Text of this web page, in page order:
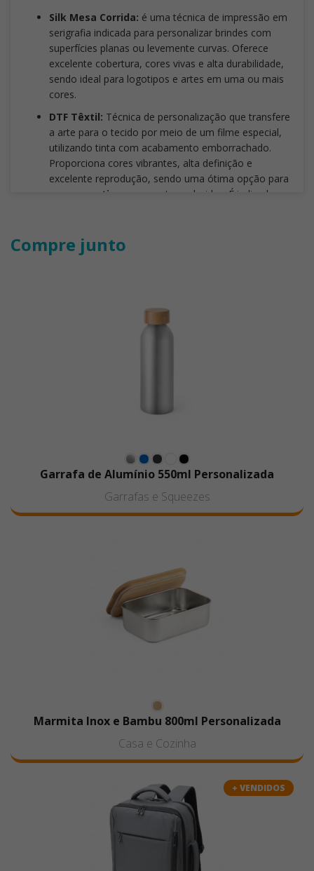
Silk Mesa Corrida: é uma técnica de impressão em
serigrafia indicada para personalizar brindes com
superfícies planas ou levemente curvas. Oferece
excelente cobertura, cores vivas e alta durabilidade,
sendo ideal para logotipos e artes em uma ou mais
cores.
DTF Têxtil: Técnica de personalização que transfere
a arte para o tecido por meio de um filme especial,
utilizando tinta com acabamento emborrachado.
Proporciona cores vibrantes, alta definição e
excelente reprodução, sendo uma ótima opção para
pequenas tiragens
e artes coloridas. É indicada
misturas.Não é recomendada para uniformes de
uso intenso, peças com alto percentual de
ótima definição e acabamento.
Compre junto
Garrafa de Alumínio 550ml Personalizada
Garrafas e Squeezes
Marmita Inox e Bambu 800ml Personalizada
Casa e Cozinha
+ VENDIDOS